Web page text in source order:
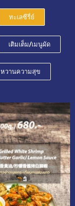
ทะเลซีรี่ย์
เติมเต็ม/เมนูผัด
หวานความสุข